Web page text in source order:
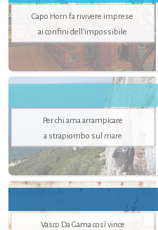
Capo Horn fa rivivere imprese
ai confini dell’impossibile
Per chi ama arrampicare
a strapiombo sul mare
Vasco Da Gama così vince